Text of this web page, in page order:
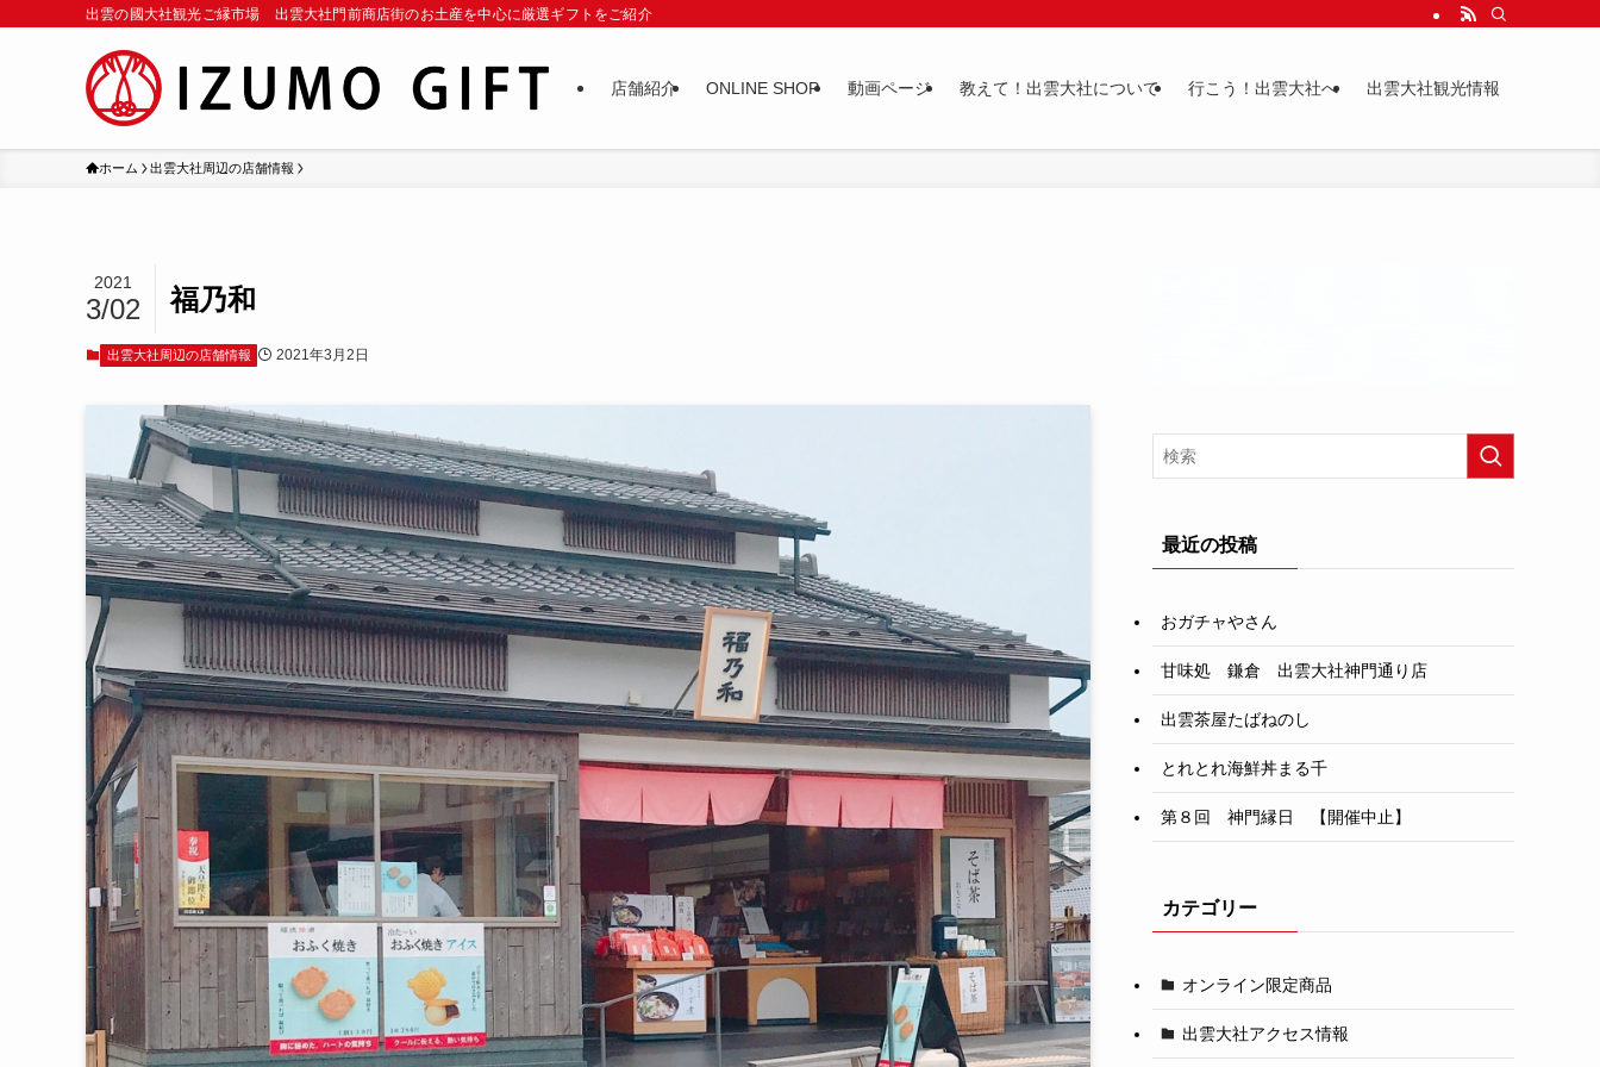
出雲の國大社観光ご縁市場 出雲大社門前商店街のお土産を中心に厳選ギフトをご紹介
店舗紹介 ONLINE SHOP 動画ページ 教えて！出雲大社について 行こう！出雲大社へ 出雲大社観光情報
ホーム 出雲大社周辺の店舗情報
福乃和
2021
3/02
出雲大社周辺の店舗情報 2021年3月2日
最近の投稿
おガチャやさん
甘味処 鎌倉 出雲大社神門通り店
出雲茶屋たばねのし
とれとれ海鮮丼まる千
第８回 神門縁日 【開催中止】
カテゴリー
オンライン限定商品
出雲大社アクセス情報